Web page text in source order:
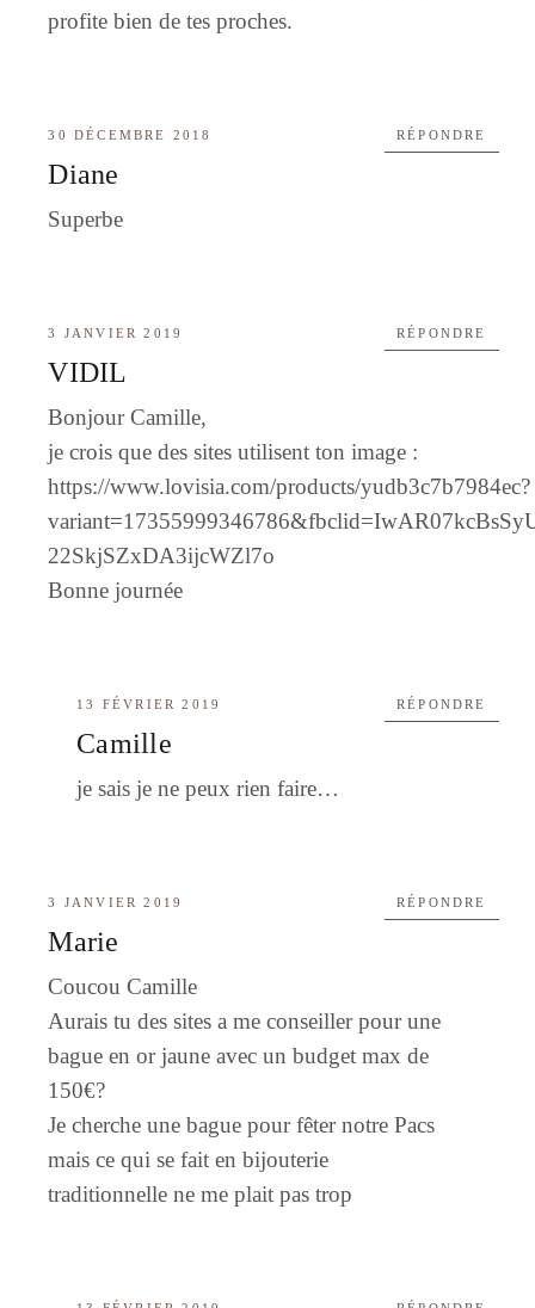
profite bien de tes proches.
30 DÉCEMBRE 2018
Diane
Superbe
RÉPONDRE
3 JANVIER 2019
VIDIL
Bonjour Camille,
je crois que des sites utilisent ton image :
https://www.lovisia.com/products/yudb3c7b7984ec?
22SkjSZxDA3ijcWZl7o
Bonne journée
RÉPONDRE
13 FÉVRIER 2019
Camille
je sais je ne peux rien faire…
RÉPONDRE
3 JANVIER 2019
Marie
Coucou Camille
Aurais tu des sites a me conseiller pour une
bague en or jaune avec un budget max de
150€?
Je cherche une bague pour fêter notre Pacs
mais ce qui se fait en bijouterie
traditionnelle ne me plait pas trop
RÉPONDRE